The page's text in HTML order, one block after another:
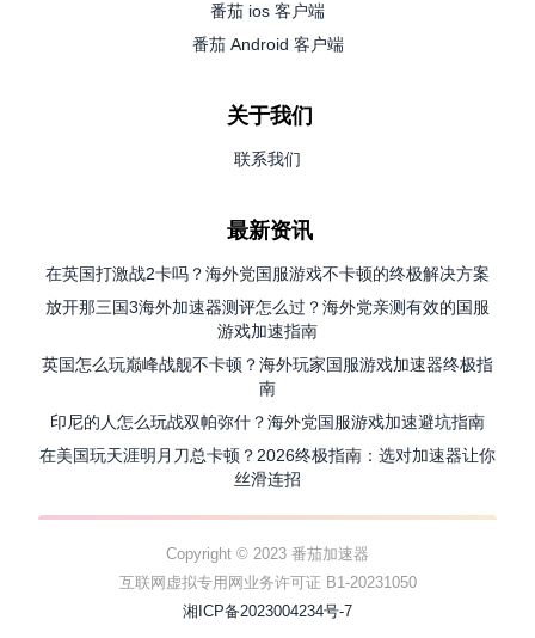
番茄 ios 客户端
番茄 Android 客户端
关于我们
联系我们
最新资讯
在英国打激战2卡吗？海外党国服游戏不卡顿的终极解决方案
放开那三国3海外加速器测评怎么过？海外党亲测有效的国服
游戏加速指南
英国怎么玩巅峰战舰不卡顿？海外玩家国服游戏加速器终极指
南
印尼的人怎么玩战双帕弥什？海外党国服游戏加速避坑指南
在美国玩天涯明月刀总卡顿？2026终极指南：选对加速器让你
丝滑连招
Copyright © 2023 番茄加速器
互联网虚拟专用网业务许可证 B1-20231050
湘ICP备2023004234号-7